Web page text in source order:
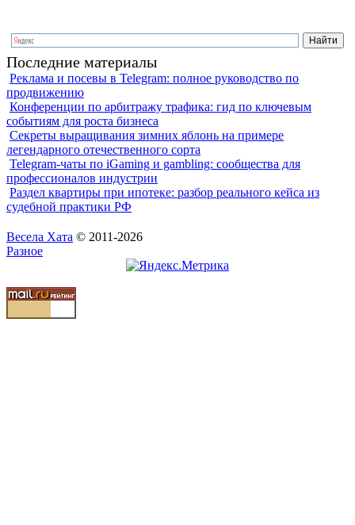
Последние материалы
Реклама и посевы в Telegram: полное руководство по
продвижению
Конференции по арбитражу трафика: гид по ключевым
событиям для роста бизнеса
Секреты выращивания зимних яблонь на примере
легендарного отечественного сорта
Telegram-чаты по iGaming и gambling: сообщества для
профессионалов индустрии
Раздел квартиры при ипотеке: разбор реального кейса из
судебной практики РФ
Весела Хата © 2011-2026
Разное